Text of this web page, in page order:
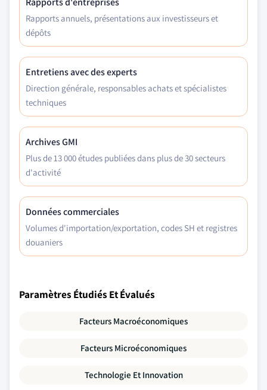
Rapports annuels, présentations aux investisseurs et
dépôts
Entretiens avec des experts
Direction générale, responsables achats et spécialistes
techniques
Archives GMI
Plus de 13 000 études publiées dans plus de 30 secteurs
d'activité
Données commerciales
Volumes d'importation/exportation, codes SH et registres
douaniers
Paramètres Étudiés Et Évalués
Facteurs Macroéconomiques
Facteurs Microéconomiques
Technologie Et Innovation